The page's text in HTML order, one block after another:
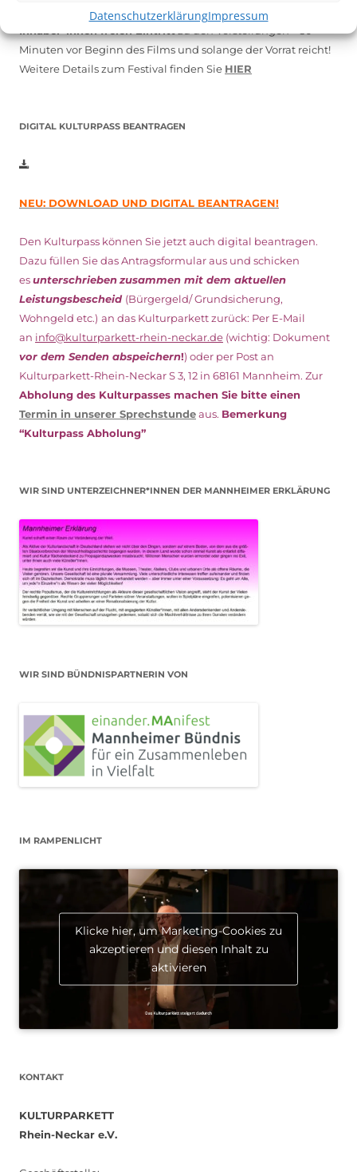
DatenschutzerklärungImpressum
Vom 19. August bist zum 9. Septemberhaben
Minuten vor Beginn des Films und solange der Vorrat reicht!
Weitere Details zum Festival finden Sie HIER
DIGITAL KULTURPASS BEANTRAGEN
NEU: DOWNLOAD UND DIGITAL BEANTRAGEN!
Den Kulturpass können Sie jetzt auch digital beantragen.
Dazu füllen Sie das Antragsformular aus und schicken
esunterschriebenzusammen mit dem aktuellen
Leistungsbescheid (Bürgergeld/ Grundsicherung,
Wohngeld etc.) an das Kulturparkett zurück: Per E-Mail
an info@kulturparkett-rhein-neckar.de (wichtig: Dokument
vor dem Senden abspeichern!) oder per Post an
Kulturparkett-Rhein-Neckar S 3, 12 in 68161 Mannheim. Zur
Abholung des Kulturpasses machen Sie bitte einen
Termin in unserer Sprechstundeaus. Bemerkung
“Kulturpass Abholung”
WIR SIND UNTERZEICHNER*INNEN DER MANNHEIMER ERKLÄRUNG
WIR SIND BÜNDNISPARTNERIN VON
IM RAMPENLICHT
Klicke hier, um Marketing-Cookies zu
akzeptieren und diesen Inhalt zu
aktivieren
KONTAKT
KULTURPARKETT
Rhein-Neckar e.V.